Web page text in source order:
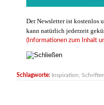
Der Newsletter ist kostenlos
kann natürlich jederzeit
(Informationen zum Inhalt
Schlagworte: Inspiration Schriften